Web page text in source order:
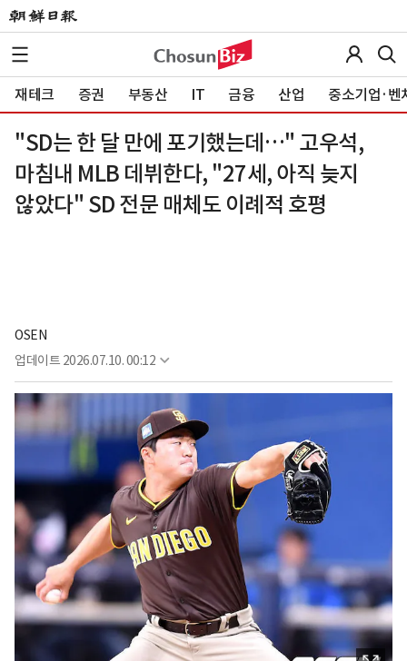
재테크 증권 부동산 IT 금융 산업 중소기업·벤
"SD는 한 달 만에 포기했는데…" 고우석,
마침내 MLB 데뷔한다, "27세, 아직 늦지
않았다" SD 전문 매체도 이례적 호평
OSEN
업데이트 2026.07.10. 00:12